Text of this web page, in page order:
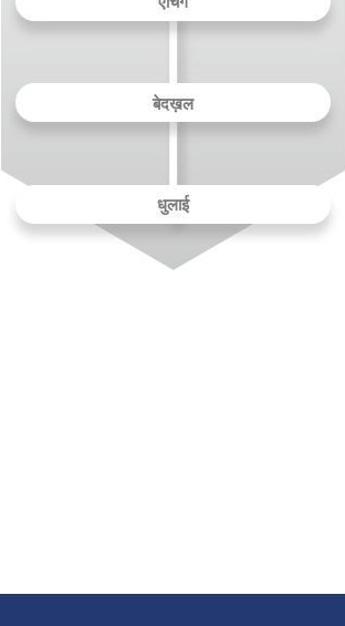
बेदख़ल
धुलाई